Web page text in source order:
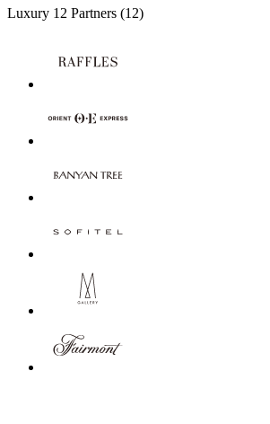
Luxury 12 Partners (12)